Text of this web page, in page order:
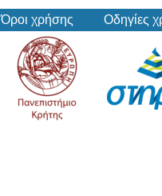
Όροι χρήσης Οδηγίες